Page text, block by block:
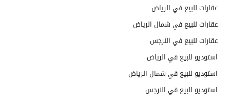
واجهة العقار
حدود واطوال العقار
الضمانات والمدة
قنوات الاعلان
عقارات للبيع في الرياض
عقارات للبيع في شمال الرياض
عقارات للبيع في النرجس
استوديو للبيع في الرياض
استوديو للبيع في شمال الرياض
استوديو للبيع في النرجس